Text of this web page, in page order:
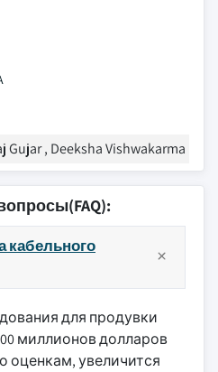
Gujar , Deeksha Vishwakarma
кабельного
для продувки
миллионов долларов
оценкам, увеличится